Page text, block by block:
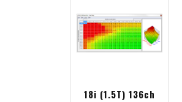
18i (1.5T) 136ch